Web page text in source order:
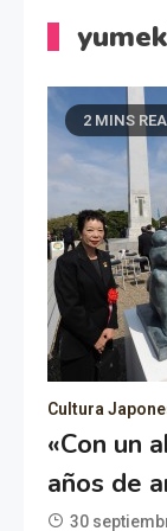
2 MINS
Cultura
«Con un
años de
30